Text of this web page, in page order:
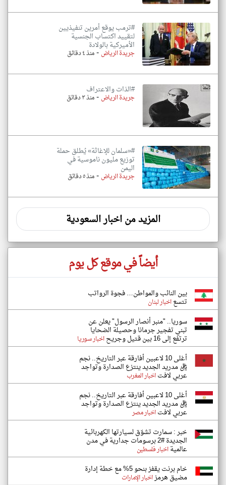
#ترمب يوقع أمرين تنفيذيين
لتقييد اكتساب الجنسية
الأميركية بالولادة
جريدة الرياض-منذ ٤ دقائق
#الذات والاعتراف
جريدة الرياض -منذ ٣ دقائق
#«سلمان للإغاثة» يُطلق حملة
توزيع مليون ناموسية في
اليمن
جريدة الرياض -منذ ٥ دقائق
المزيد من اخبار السعودية
أيضاً في موقع كل يوم
بين النائب والمواطن… فجوة الرواتب
تتسعاخبار لبنان
سوريا.. "منبر أنصار الرسول" يعلن عن
تبني تفجير جرمانا وحصيلة الضحايا
ترتفع إلى 16 بين قتيل وجريح اخبار سوريا
أغلى 10 لاعبين أفارقة عبر التاريخ.. نجم
ريال مدريد الجديد ينتزع الصدارة وتواجد
عربي لافتاخبار المغرب
أغلى 10 لاعبين أفارقة عبر التاريخ.. نجم
ريال مدريد الجديد ينتزع الصدارة وتواجد
عربي لافتاخبار مصر
خبر : سمارت تشوّق لسيارتها الكهربائية
الجديدة #2 برسومات جدارية في مدن
عالميةاخبار فلسطين
خام برنت يقفز بنحو 5% مع خطة إدارة
مضيق هرمزاخبار الإمارات